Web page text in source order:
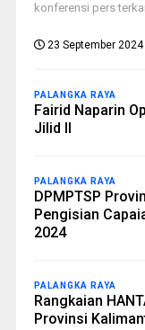
konferensi pers
23 September 2024
PALANGKA RAYA
Fairid Naparin
Jilid II
PALANGKA RAYA
DPMPTSP
Pengisian
2024
PALANGKA RAYA
Rangkaian
Provinsi